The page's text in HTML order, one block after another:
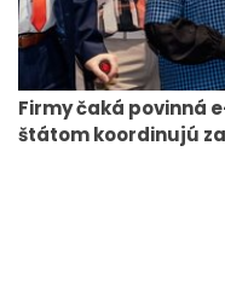
Firmy čaká povinná
štátom koordinujú